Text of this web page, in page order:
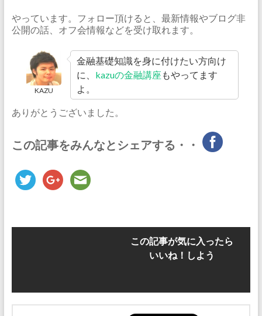
やっています。フォロー頂けると、最新情報やブログ非
公開の話、オフ会情報などを受け取れます。
KAZU
金融基礎知識を身に付けたい方向け
に、 kazuの金融講座 もやってます
よ。
ありがとうございました。
この記事をみんなとシェアする・・
この記事が気に入ったら
いいね！しよう